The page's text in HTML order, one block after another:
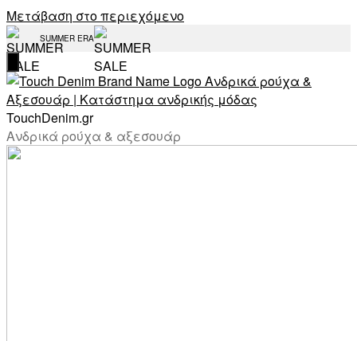
Μετάβαση στο περιεχόμενο
SUMMER ERA
TouchDenim.gr
Ανδρικά ρούχα & αξεσουάρ